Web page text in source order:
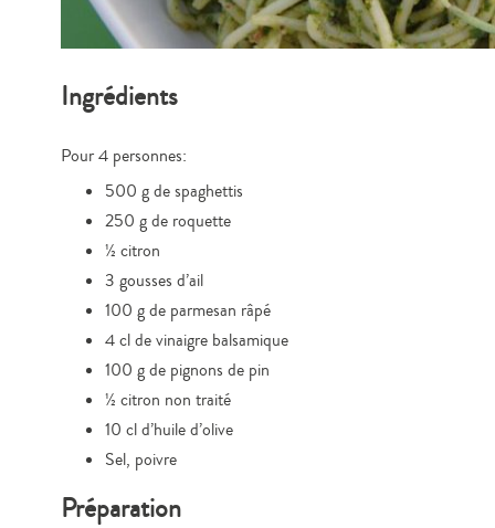
Ingrédients
Pour 4 personnes:
500 g de spaghettis
250 g de roquette
½ citron
3 gousses d’ail
100 g de parmesan râpé
4 cl de vinaigre balsamique
100 g de pignons de pin
½ citron non traité
10 cl d’huile d’olive
Sel, poivre
Préparation